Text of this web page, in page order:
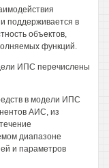
поддерживается в
объектов,
функций.
ИПС перечислены
в модели ИПС
АИС, из
диапазоне
и параметров